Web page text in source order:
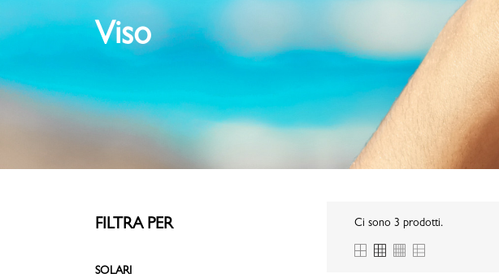
Viso
FILTRA PER
SOLARI
Ci sono 3 prodotti.